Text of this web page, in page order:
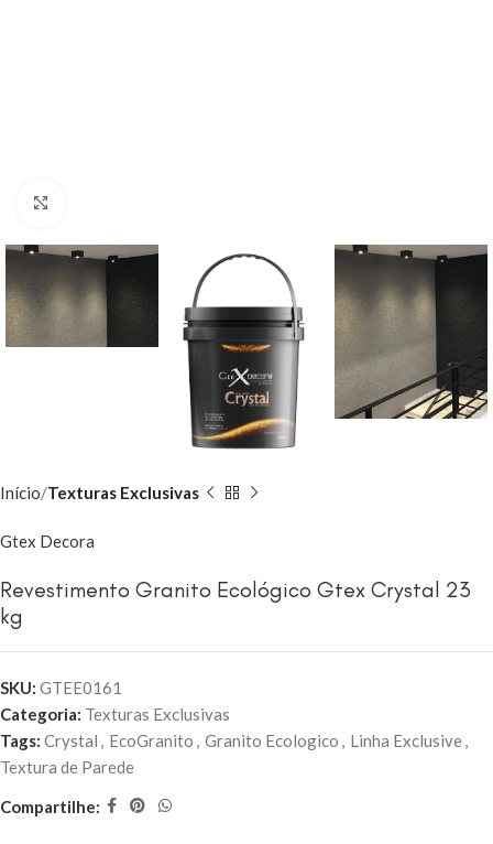
Início Texturas Exclusivas
Gtex Decora
Revestimento Granito Ecológico Gtex Crystal 23
kg
SKU: GTEE0161
Categoria: Texturas Exclusivas
Tags: Crystal , EcoGranito , Granito Ecologico , Linha Exclusive,
Textura de Parede
Compartilhe: